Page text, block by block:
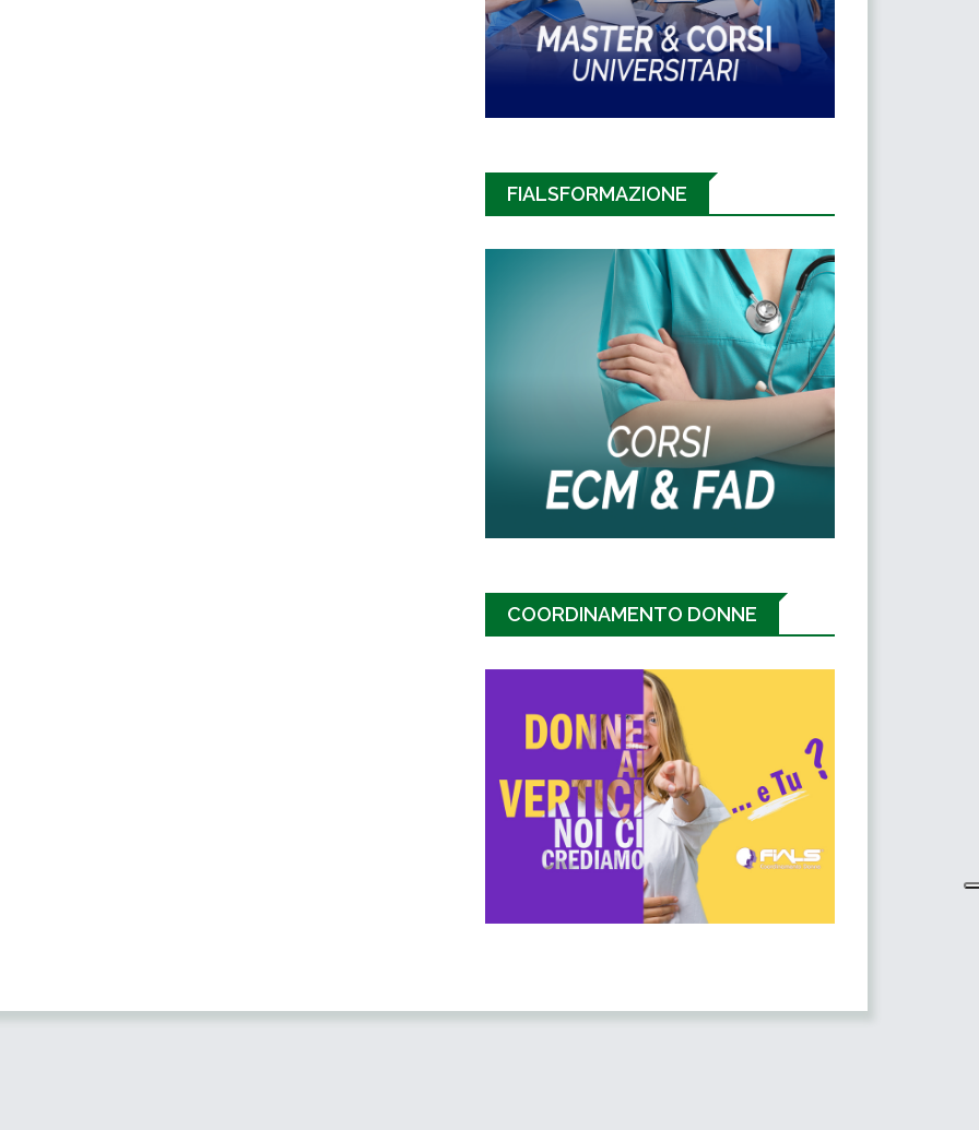
FIALSFORMAZIONE
COORDINAMENTO DONNE